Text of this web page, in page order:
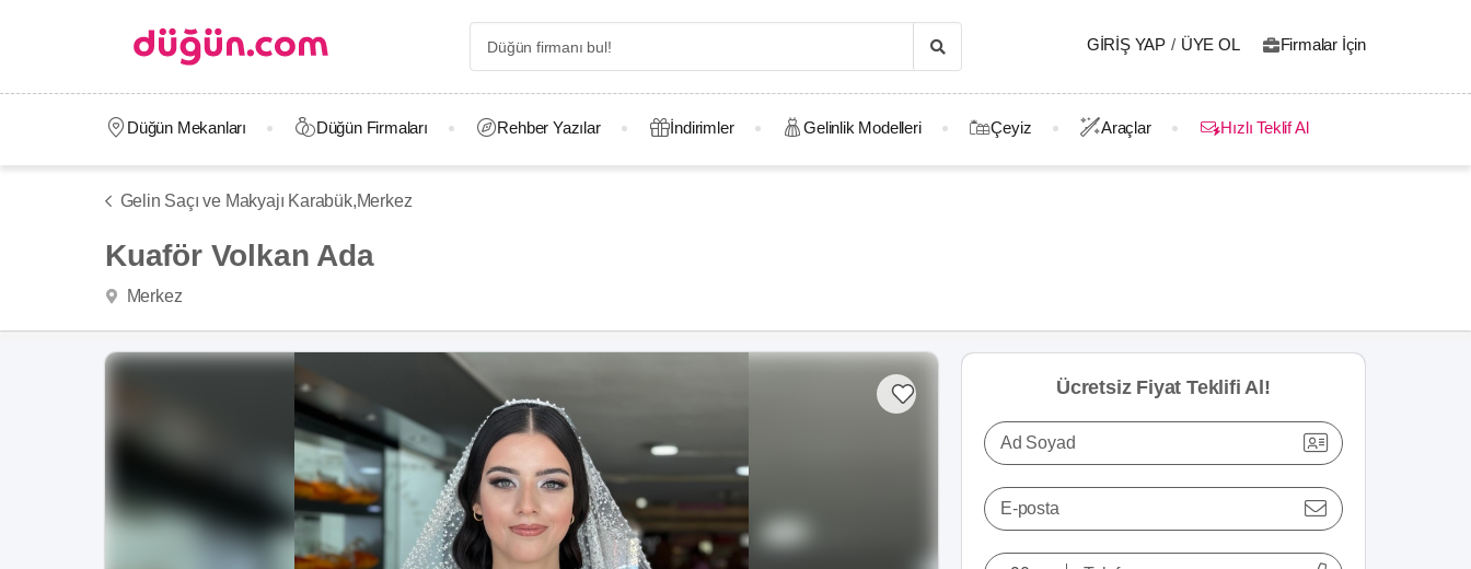
GIRIŞ YAP / ÜYE OL Firmalar İçin
Düğün Mekanları Düğün Firmaları Rehber Yazılar İndirimler Gelinlik Modelleri Çeyiz Araçlar Hızlı Teklif Al
Gelin Saçı ve Makyajı Karabük,Merkez
Kuaför Volkan Ada
Merkez
Ücretsiz Fiyat Teklifi Al!
Ad Soyad
E-posta